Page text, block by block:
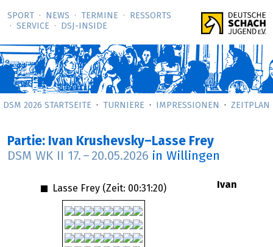
SPORT NEWS TERMINE
RESSORTS
SERVICE
DSJ-­INSIDE
DSM 2026 STARTSEITE TURNIERE IMPRESSIONEN ZEITPLAN
Partie: Ivan Krushevsky–Lasse Frey
DSM WK II 17. – 20.05.2026 in Willingen
Lasse Frey (Zeit: 00:31:20) Ivan